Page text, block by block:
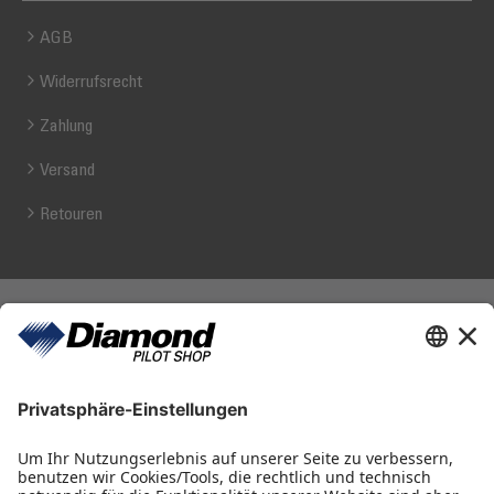
AGB
Widerrufsrecht
Zahlung
Versand
Retouren
Diamond Pilot Shop
Ferdinand-Graf-von-Zeppelin-Straße 1
+43 2622 26700 1100